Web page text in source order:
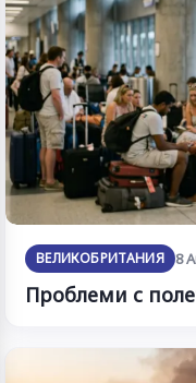
ВЕЛИКОБРИТАНИЯ 8
Проблеми с